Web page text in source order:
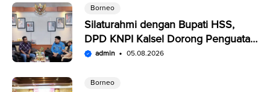
Borneo
Silaturahmi dengan Bupati HSS,
DPD KNPI Kalsel Dorong Penguatan
SDM Pemuda
admin 05.08.2026
Borneo